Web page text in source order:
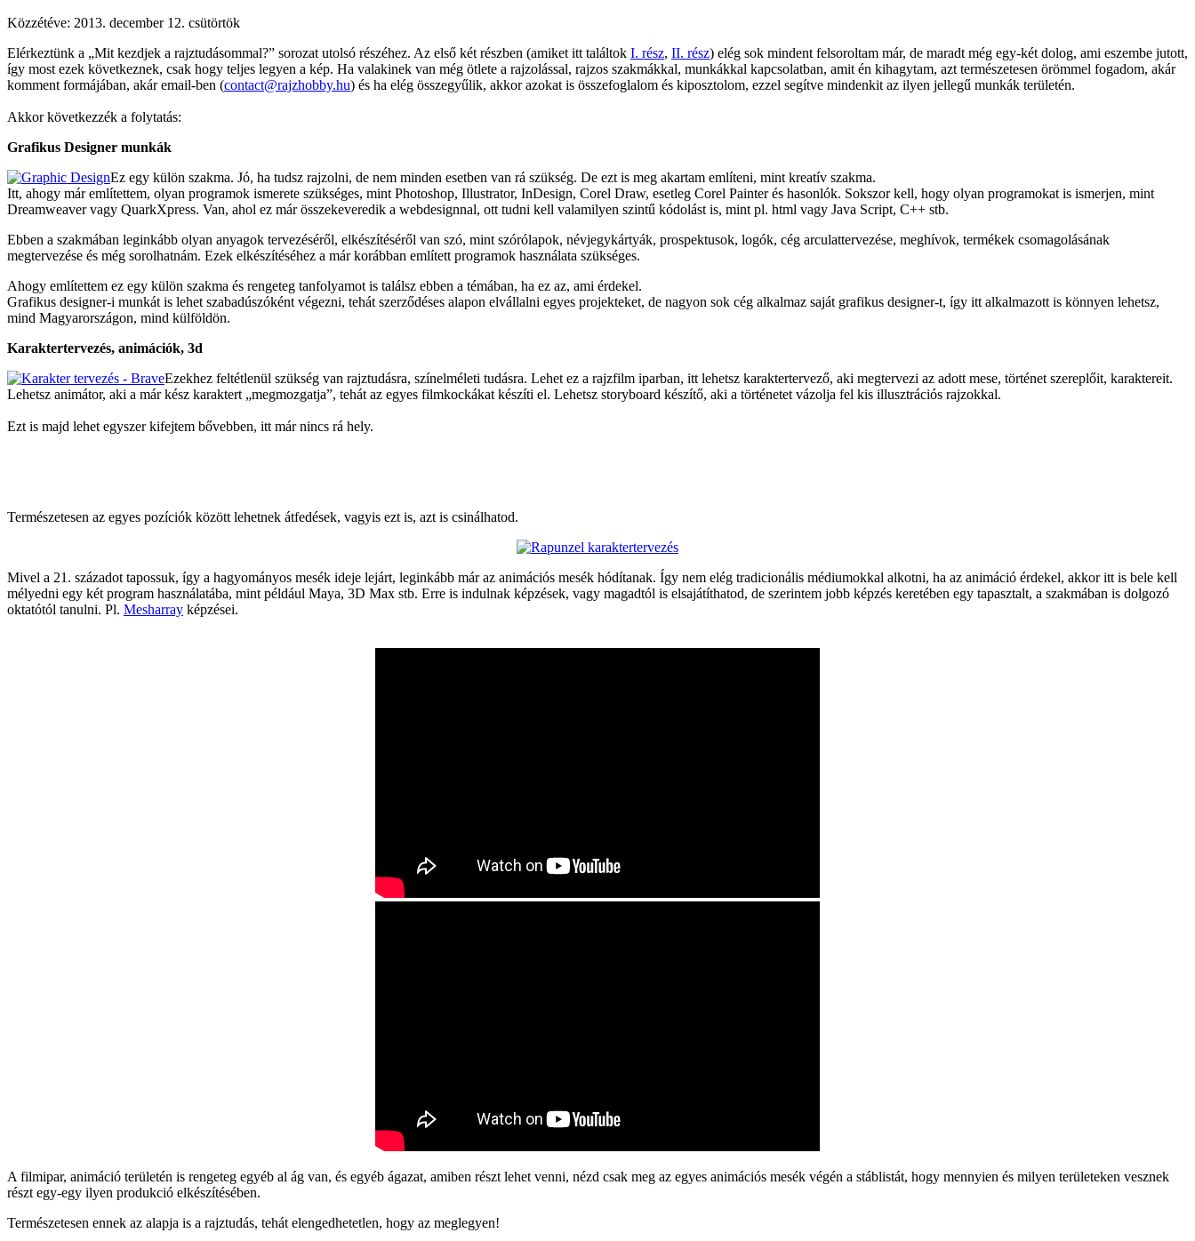
Közzétéve: 2013. december 12. csütörtök
Elérkeztünk a „Mit kezdjek a rajztudásommal?” sorozat utolsó részéhez. Az első két részben (amiket itt találtok I. rész, II. rész) elég sok mindent felsoroltam már, de maradt még egy-két dolog, ami eszembe jutott,
így most ezek következnek, csak hogy teljes legyen a kép. Ha valakinek van még ötlete a rajzolással, rajzos szakmákkal, munkákkal kapcsolatban, amit én kihagytam, azt természetesen örömmel fogadom, akár
komment formájában, akár email-ben (contact@rajzhobby.hu) és ha elég összegyűlik, akkor azokat is összefoglalom és kiposztolom, ezzel segítve mindenkit az ilyen jellegű munkák területén.
Akkor következzék a folytatás:
Grafikus Designer munkák
Ez egy külön szakma. Jó, ha tudsz rajzolni, de nem minden esetben van rá szükség. De ezt is meg akartam említeni, mint kreatív szakma.
Itt, ahogy már említettem, olyan programok ismerete szükséges, mint Photoshop, Illustrator, InDesign, Corel Draw, esetleg Corel Painter és hasonlók. Sokszor kell, hogy olyan programokat is ismerjen, mint
Dreamweaver vagy QuarkXpress. Van, ahol ez már összekeveredik a webdesignnal, ott tudni kell valamilyen szintű kódolást is, mint pl. html vagy Java Script, C++ stb.
Ebben a szakmában leginkább olyan anyagok tervezéséről, elkészítéséről van szó, mint szórólapok, névjegykártyák, prospektusok, logók, cég arculattervezése, meghívok, termékek csomagolásának
megtervezése és még sorolhatnám. Ezek elkészítéséhez a már korábban említett programok használata szükséges.
Ahogy említettem ez egy külön szakma és rengeteg tanfolyamot is találsz ebben a témában, ha ez az, ami érdekel.
Grafikus designer-i munkát is lehet szabadúszóként végezni, tehát szerződéses alapon elvállalni egyes projekteket, de nagyon sok cég alkalmaz saját grafikus designer-t, így itt alkalmazott is könnyen lehetsz,
mind Magyarországon, mind külföldön.
Karaktertervezés, animációk, 3d
Ezekhez feltétlenül szükség van rajztudásra, színelméleti tudásra. Lehet ez a rajzfilm iparban, itt lehetsz karaktertervező, aki megtervezi az adott mese, történet szereplőit, karaktereit.
Lehetsz animátor, aki a már kész karaktert „megmozgatja”, tehát az egyes filmkockákat készíti el. Lehetsz storyboard készítő, aki a történetet vázolja fel kis illusztrációs rajzokkal.
Ezt is majd lehet egyszer kifejtem bővebben, itt már nincs rá hely.
Természetesen az egyes pozíciók között lehetnek átfedések, vagyis ezt is, azt is csinálhatod.
Mivel a 21. századot tapossuk, így a hagyományos mesék ideje lejárt, leginkább már az animációs mesék hódítanak. Így nem elég tradicionális médiumokkal alkotni, ha az animáció érdekel, akkor itt is bele kell
mélyedni egy két program használatába, mint például Maya, 3D Max stb. Erre is indulnak képzések, vagy magadtól is elsajátíthatod, de szerintem jobb képzés keretében egy tapasztalt, a szakmában is dolgozó
oktatótól tanulni. Pl. Mesharray képzései.
A filmipar, animáció területén is rengeteg egyéb al ág van, és egyéb ágazat, amiben részt lehet venni, nézd csak meg az egyes animációs mesék végén a stáblistát, hogy mennyien és milyen területeken vesznek
részt egy-egy ilyen produkció elkészítésében.
Természetesen ennek az alapja is a rajztudás, tehát elengedhetetlen, hogy az meglegyen!